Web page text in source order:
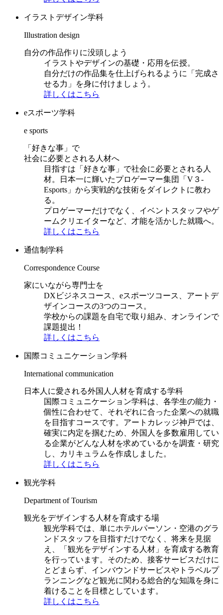
イラストデザイン学科
Illustration design
自分の作品作りに没頭しよう
イラストやデザインの基礎・応用を伝授。
自分だけの作品集を仕上げられるように「完成さ
せる力」を身に付けましょう。
詳しくはこちら
eスポーツ学科
e sports
「好きな事」で
社会に必要とされる人材へ
目指すは「好きな事」で社会に必要とされる人
材。日本一に輝いたプロゲーマー集団「V３-
Esports」から実戦的な技術をダイレクトに教わ
る。
プロゲーマーだけでなく、イベントスタッフやゲ
ームクリエイターなど、才能を活かした就職へ。
詳しくはこちら
通信制学科
Correspondence Course
家にいながら専門士を
DXビジネスコース、eスポーツコース、アートデ
ザインコースの3つのコース。
学校からの課題を自宅で取り組み、オンラインで
課題提出！
詳しくはこちら
国際コミュニケーション学科
International communication
日本人に愛される外国人人材を育成する学科
国際コミュニケーション学科は、各学生の能力・
個性に合わせて、それぞれに合った企業への就職
を目指すコースです。アートカレッジ神戸では、
確実に内定を掴むため、外国人を多数雇用してい
る企業がどんな人材を求めているかを調査・研究
し、カリキュラムを作成しました。
詳しくはこちら
観光学科
Department of Tourism
観光をデザインする人材を育成する場
観光学科では、単にホテルパーソン・空港のグラ
ンドスタッフを目指すだけでなく、将来を見据
え、「観光をデザインする人材」を育成する教育
を行っています。そのため、接客サービスだけに
とどまらず、インバウンドサービスやトラベルプ
ランニングなど観光に関わる総合的な知識を身に
着けることを目標としています。
詳しくはこちら